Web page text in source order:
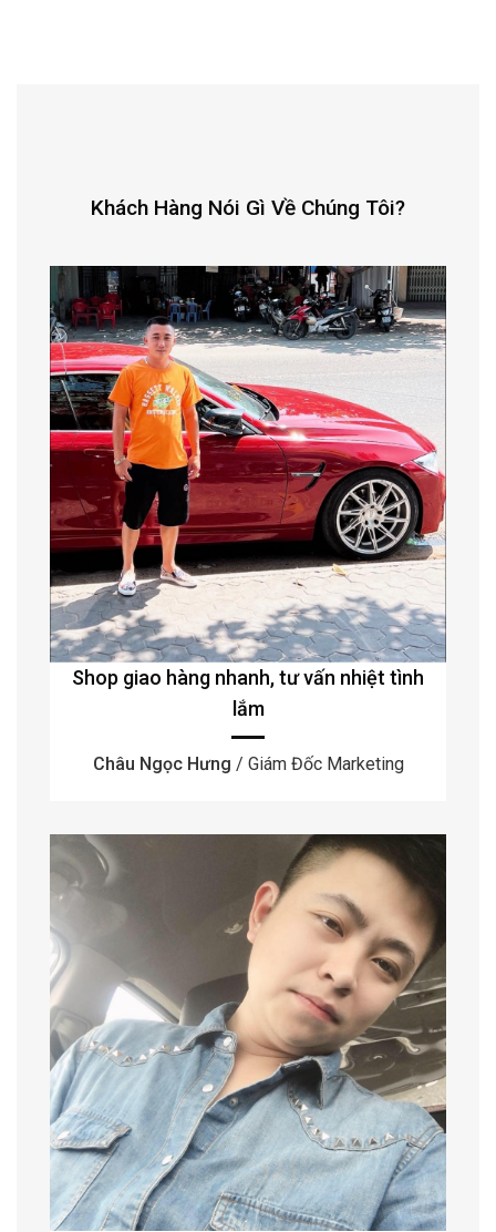
Khách Hàng Nói Gì Về Chúng Tôi?
Shop giao hàng nhanh, tư vấn nhiệt tình
lắm
Châu Ngọc Hưng / Giám Đốc Marketing